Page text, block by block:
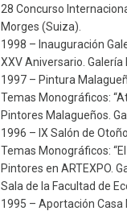
28 Concurso
Morges (Suiza).
1998 – Inauguración
XXV Aniversario. Galería
1997 – Pintura
Temas Monográficos:
Pintores Malagueños.
1996 – IX Salón de
Temas Monográficos:
Pintores en ARTEXPO.
Sala de la Facultad de
1995 – Aportación Casa